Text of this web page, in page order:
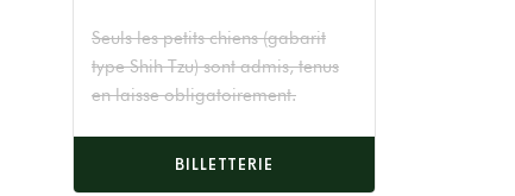
Seuls les petits chiens (gabarit
type Shih Tzu) sont admis, tenus
en laisse obligatoirement.
BILLETTERIE